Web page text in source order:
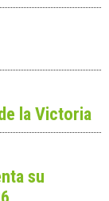
la Victoria
su